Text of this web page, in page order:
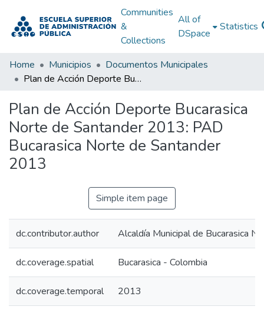
Communities
&
Collections
All of
DSpace
Statistics
Home Municipios
Documentos Municipales
Plan de Acción Deporte Bucarasica Norte de Santander 2013: PAD Bucarasica Norte de Santander 2013
Plan de Acción Deporte Bucarasica
Norte de Santander 2013: PAD
Bucarasica Norte de Santander
2013
Simple item page
dc.contributor.author Alcaldía Municipal de Bucarasica
dc.coverage.spatial Bucarasica - Colombia
dc.coverage.temporal 2013